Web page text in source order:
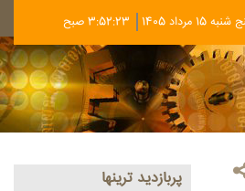
15 مرداد 1405 3:52:23 صبح
پربازديد ترينها